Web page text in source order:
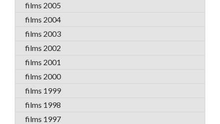
films 2005
films 2004
films 2003
films 2002
films 2001
films 2000
films 1999
films 1998
films 1997